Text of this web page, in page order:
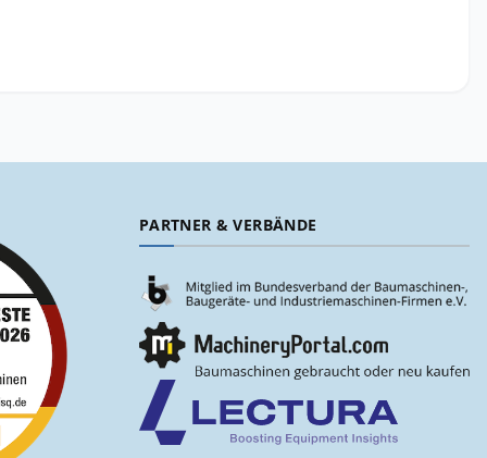
PARTNER & VERBÄNDE